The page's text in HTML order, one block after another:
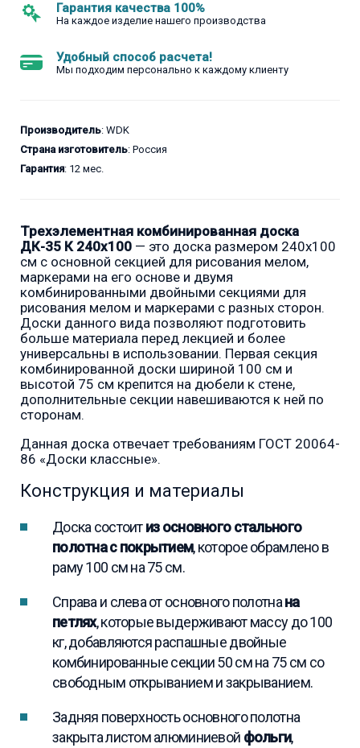
Гарантия качества 100%
На каждое изделие нашего производства
Удобный способ расчета!
Мы подходим персонально к каждому клиенту
Производитель: WDK
Страна изготовитель: Россия
Гарантия: 12 мес.
Трехэлементная комбинированная доска
ДК-35 К 240х100 — это доска размером 240x100
см с основной секцией для рисования мелом,
маркерами на его основе и двумя
комбинированными двойными секциями для
рисования мелом и маркерами с разных сторон.
Доски данного вида позволяют подготовить
больше материала перед лекцией и более
универсальны в использовании. Первая секция
комбинированной доски шириной 100 см и
высотой 75 см крепится на дюбели к стене,
дополнительные секции навешиваются к ней по
сторонам.
Данная доска отвечает требованиям ГОСТ 20064-
86 «Доски классные».
Конструкция и материалы
Доска состоитиз основного стального
полотна с покрытием, которое обрамлено в
раму 100 см на 75 см.
Справа и слева от основного полотнана
петлях, которые выдерживают массу до 100
кг, добавляются распашные двойные
комбинированные секции 50 см на 75 см со
свободным открыванием и закрыванием.
Задняя поверхность основного полотна
закрыта листом алюминиевой фольги,